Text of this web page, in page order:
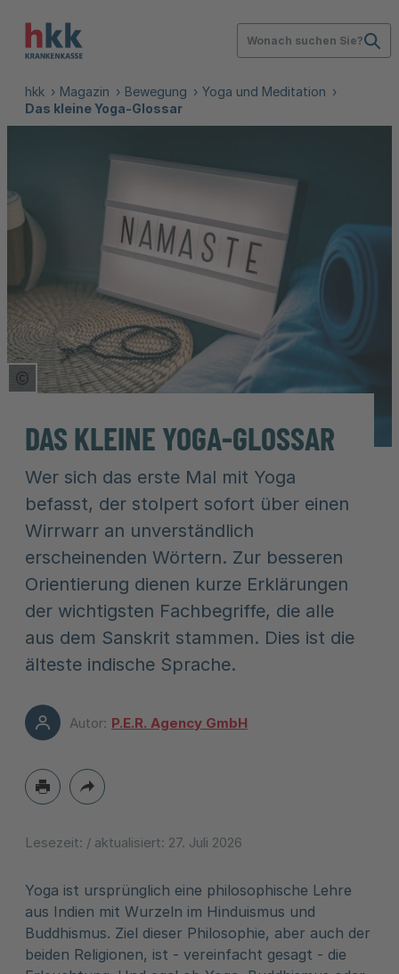
Wonach suchen Sie?
hkk Magazin Bewegung
Yoga und Meditation
Das kleine Yoga-Glossar
Copyright Tooltip öffnen
DAS KLEINE YOGA-GLOSSAR
Wer sich das erste Mal mit Yoga
befasst, der stolpert sofort über einen
Wirrwarr an unverständlich
erscheinenden Wörtern. Zur besseren
Orientierung dienen kurze Erklärungen
der wichtigsten Fachbegriffe, die alle
aus dem Sanskrit stammen. Dies ist die
älteste indische Sprache.
Autor: P.E.R. Agency GmbH
Lesezeit: / aktualisiert: 27. Juli 2026
Yoga ist ursprünglich eine philosophische Lehre
aus Indien mit Wurzeln im Hinduismus und
Buddhismus. Ziel dieser Philosophie, aber auch der
beiden Religionen, ist - vereinfacht gesagt - die